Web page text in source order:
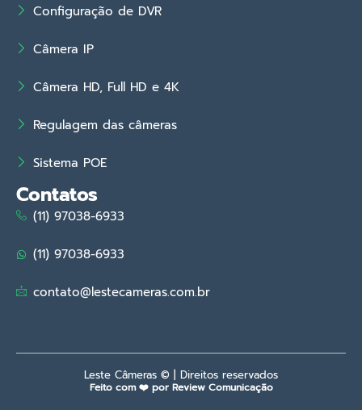
Configuração de DVR
Câmera IP
Câmera HD, Full HD e 4K
Regulagem das câmeras
Sistema POE
Contatos
(11) 97038-6933
(11) 97038-6933
contato@lestecameras.com.br
Leste Câmeras © | Direitos reservados
Feito com ❤️ por Review Comunicação